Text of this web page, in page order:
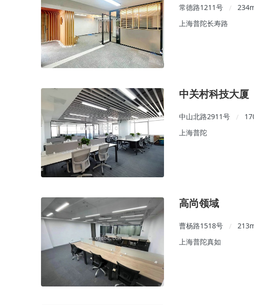
常德路1211号 / 234
上海普陀长寿路
中关村科技大厦
中山北路2911号 /
上海普陀
高尚领域
曹杨路1518号 / 213
上海普陀真如